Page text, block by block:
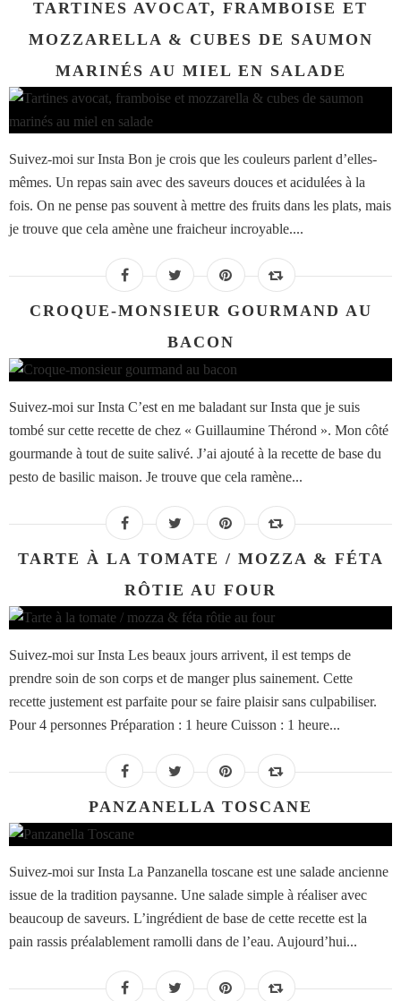
TARTINES AVOCAT, FRAMBOISE ET
MOZZARELLA & CUBES DE SAUMON
MARINÉS AU MIEL EN SALADE
Suivez-moi sur Insta Bon je crois que les couleurs parlent d’elles-
mêmes. Un repas sain avec des saveurs douces et acidulées à la
fois. On ne pense pas souvent à mettre des fruits dans les plats, mais
je trouve que cela amène une fraicheur incroyable....
CROQUE-MONSIEUR GOURMAND AU
BACON
Suivez-moi sur Insta C’est en me baladant sur Insta que je suis
tombé sur cette recette de chez « Guillaumine Thérond ». Mon côté
gourmande à tout de suite salivé. J’ai ajouté à la recette de base du
pesto de basilic maison. Je trouve que cela ramène...
TARTE À LA TOMATE / MOZZA & FÉTA
RÔTIE AU FOUR
Suivez-moi sur Insta Les beaux jours arrivent, il est temps de
prendre soin de son corps et de manger plus sainement. Cette
recette justement est parfaite pour se faire plaisir sans culpabiliser.
Pour 4 personnes Préparation : 1 heure Cuisson : 1 heure...
PANZANELLA TOSCANE
Suivez-moi sur Insta La Panzanella toscane est une salade ancienne
issue de la tradition paysanne. Une salade simple à réaliser avec
beaucoup de saveurs. L’ingrédient de base de cette recette est la
pain rassis préalablement ramolli dans de l’eau. Aujourd’hui...